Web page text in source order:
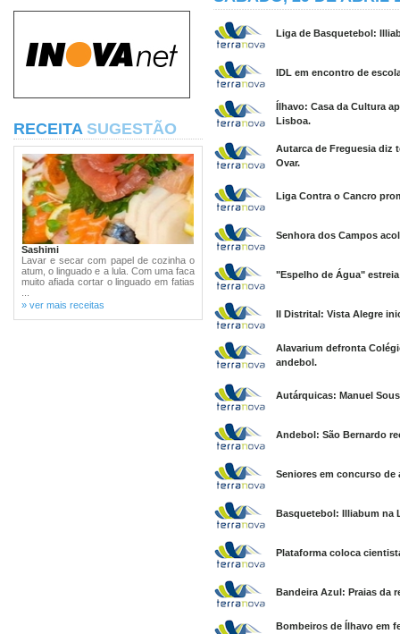
RECEITA SUGESTÃO
Sashimi
Lavar e secar com papel de cozinha o
atum, o linguado e a lula. Com uma faca
muito afiada cortar o linguado em fatias
» ver mais receitas
Liga de Basquetebol:
IDL em encontro de
Ílhavo: Casa da Cultura
Lisboa.
Autarca de Freguesia diz
Ovar.
Liga Contra o Cancro
Senhora dos Campos
"Espelho de Água"
II Distrital: Vista Alegre
Alavarium defronta
andebol.
Autárquicas: Manuel
Andebol: São Bernardo
Seniores em concurso de
Basquetebol: Illiabum na
Plataforma coloca
Bandeira Azul: Praias da
Bombeiros de Ílhavo em